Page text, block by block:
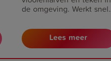
de omgeving. Werkt snel
Voldoende om 140m2 te
behandelen.Lees meer